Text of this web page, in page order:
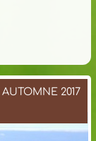
2017